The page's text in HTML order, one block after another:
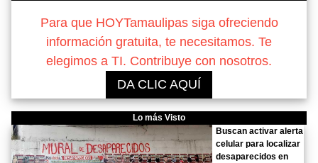
Para que HOYTamaulipas siga ofreciendo
información gratuita, te necesitamos. Te
elegimos a TI. Contribuye con nosotros.
DA CLIC AQUÍ
Lo más Visto
Buscan activar alerta
celular para localizar
desaparecidos en